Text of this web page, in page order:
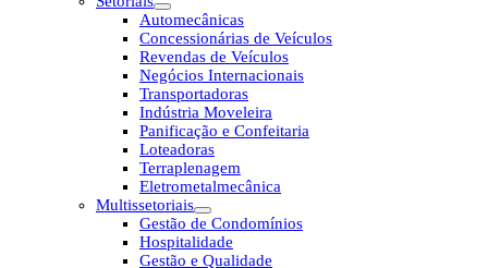
Automecânicas
Concessionárias de Veículos
Revendas de Veículos
Negócios Internacionais
Transportadoras
Indústria Moveleira
Panificação e Confeitaria
Loteadoras
Terraplenagem
Eletrometalmecânica
Multissetoriais
Gestão de Condomínios
Hospitalidade
Gestão e Qualidade